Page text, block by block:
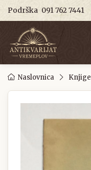
Podrška 091 762 7441
Naslovnica Knjige